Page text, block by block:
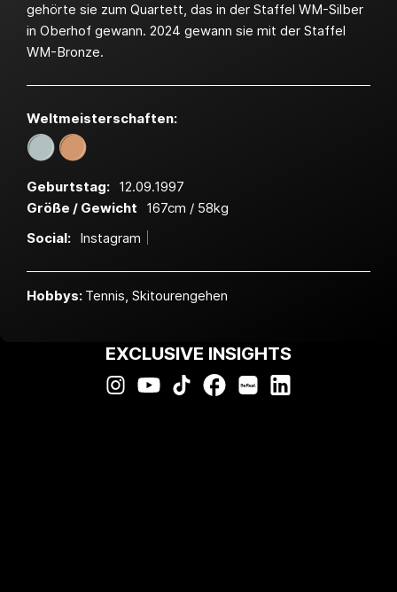
gehörte sie zum Quartett, das in der Staffel WM-Silber
in Oberhof gewann. 2024 gewann sie mit der Staffel
WM-Bronze.
Weltmeister­schaften:
Geburtstag: 12.09.1997
Größe / Gewicht
167cm / 58kg
Social: Instagram
Hobbys: Tennis, Skitourengehen
EXCLUSIVE INSIGHTS